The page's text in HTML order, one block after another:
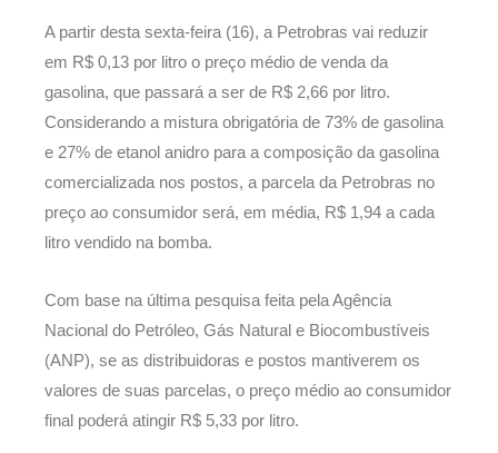
A partir desta sexta-feira (16), a Petrobras vai reduzir
em R$ 0,13 por litro o preço médio de venda da
gasolina, que passará a ser de R$ 2,66 por litro.
Considerando a mistura obrigatória de 73% de gasolina
e 27% de etanol anidro para a composição da gasolina
comercializada nos postos, a parcela da Petrobras no
preço ao consumidor será, em média, R$ 1,94 a cada
litro vendido na bomba.
Com base na última pesquisa feita pela Agência
Nacional do Petróleo, Gás Natural e Biocombustíveis
(ANP), se as distribuidoras e postos mantiverem os
valores de suas parcelas, o preço médio ao consumidor
final poderá atingir R$ 5,33 por litro.